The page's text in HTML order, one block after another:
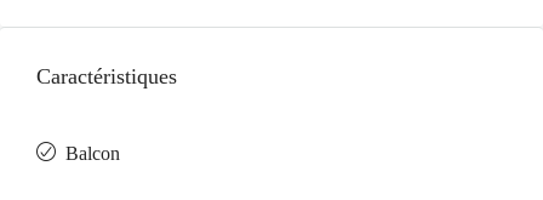
Caractéristiques
Balcon